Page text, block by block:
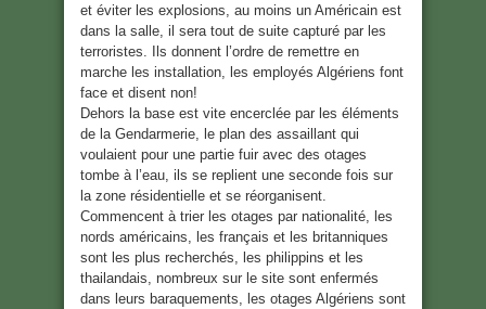
et éviter les explosions, au moins un Américain est
dans la salle, il sera tout de suite capturé par les
terroristes. Ils donnent l’ordre de remettre en
marche les installation, les employés Algériens font
face et disent non!
Dehors la base est vite encerclée par les éléments
de la Gendarmerie, le plan des assaillant qui
voulaient pour une partie fuir avec des otages
tombe à l’eau, ils se replient une seconde fois sur
la zone résidentielle et se réorganisent.
Commencent à trier les otages par nationalité, les
nords américains, les français et les britanniques
sont les plus recherchés, les philippins et les
thailandais, nombreux sur le site sont enfermés
dans leurs baraquements, les otages Algériens sont